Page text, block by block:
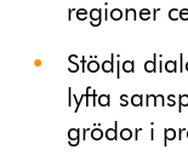
regioner
Stödja
lyfta
grödor i